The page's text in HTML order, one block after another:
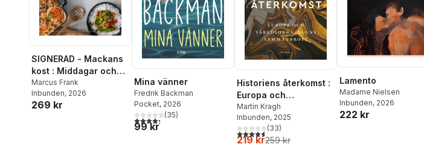
SIGNERAD - Mackans
kost : Middagar och
matlådor
Marcus Frank
Inbunden, 2026
269 kr
Mina vänner
Fredrik Backman
Pocket, 2026
4,3utav 5 stjärnor. Totalt antal röster:
(35)
99 kr
Historiens återkomst :
Europa och
världsordningens
sammanbrott
Martin Kragh
Inbunden, 2025
4,6utav 5 stjärnor. Totalt antal röster:
(33)
219 kr259 kr
Lamento
Madame Nielsen
Inbunden, 2026
222 kr